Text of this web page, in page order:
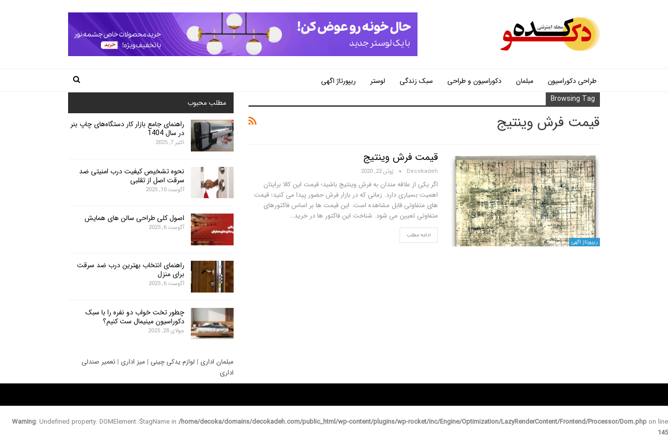
طراحی دکوراسیون مبلمان دکوراسیون و طراحی سبک زندگی لوستر
ریپورتاژ اگهی
Browsing Tag
قیمت فرش وینتیج
ریپورتاژ اگهی
قیمت فرش وینتیج
Decokadeh ژوئن 22, 2020
اگر یکی از علاقه مندان به فرش وینتیج باشید؛ قیمت این کالا برایتان
اهمیت بسیاری دارد. زمانی که در بازار فرش حضور پیدا می کنید؛ قیمت
های متفاوتی قابل مشاهده است. این قیمت ها بر اساس فاکتورهای
متفاوتی تعیین می شود. شناخت این فاکتور ها در خرید…
ادامه مطلب
مطلب محبوب
راهنمای جامع بازار کار دستگاه‌های چاپ بنر
در سال 1404
اکتبر 7, 2025
نحوه تشخیص کیفیت درب امنیتی ضد
سرقت اصل از تقلبی
آگوست 10, 2025
اصول کلی طراحی سالن های همایش
آگوست 6, 2025
راهنمای انتخاب بهترین درب ضد سرقت
برای منزل
آگوست 6, 2025
چطور تخت خواب دو نفره را با سبک
دکوراسیون مینیمال ست کنیم؟
جولای 28, 2025
مبلمان اداری | لوازم یدکی چینی | میز اداری | تعمیر صندلی
اداری
Warning: Undefined property: DOMElement::$tagName in /home/decoka/domains/decokadeh.com/public_html/wp-content/plugins/wp-rocket/inc/Engine/Optimization/LazyRenderContent/Frontend/Processor/Dom.php on line
145